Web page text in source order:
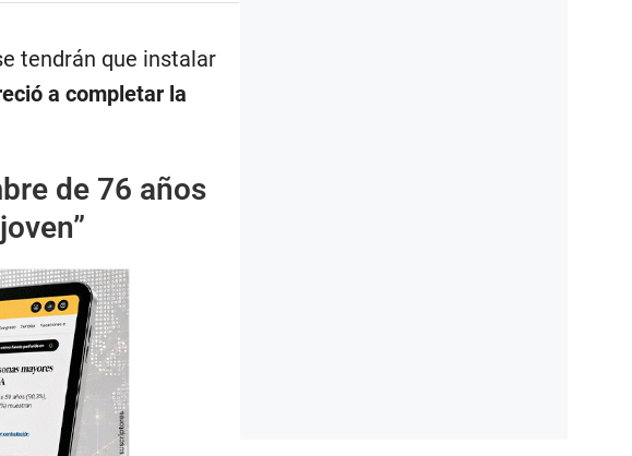
tendrán que instalar
a completar la
de 76 años